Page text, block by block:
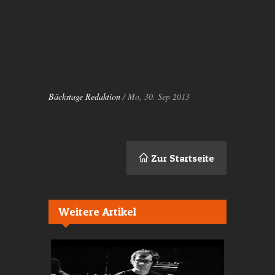
Bäckstage Redaktion / Mo, 30. Sep 2013
Zur Startseite
Weitere Artikel